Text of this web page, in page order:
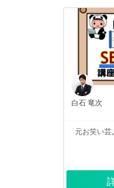
白石 竜次
元お笑い芸